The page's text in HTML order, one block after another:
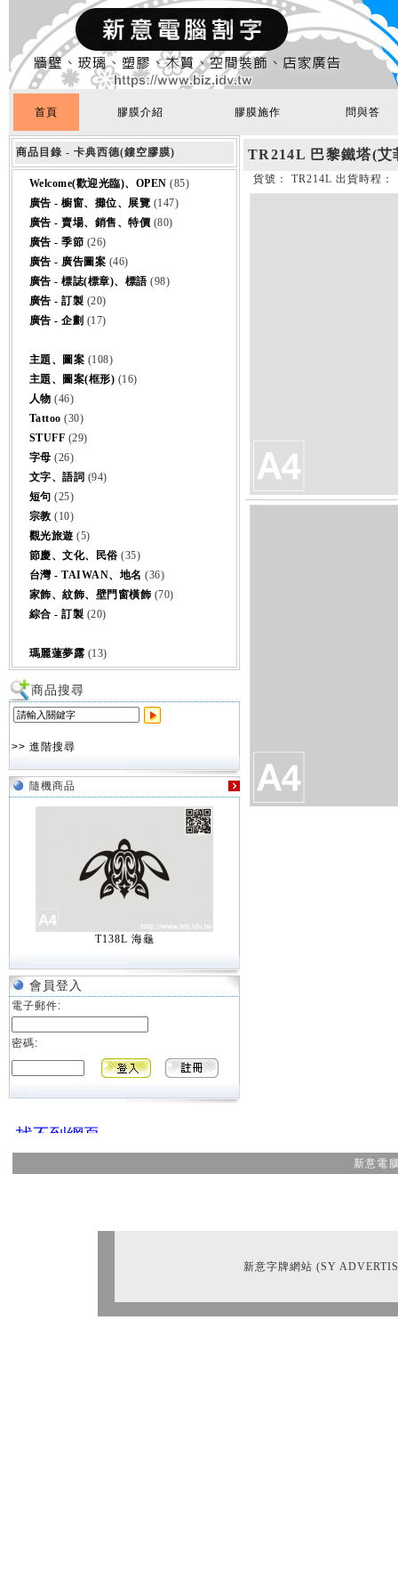
首頁 膠膜介紹 膠膜施作 問與答
商品目錄 - 卡典西德(鏤空膠膜)
Welcome(歡迎光臨)、OPEN (85)
廣告 - 櫥窗、攤位、展覽 (147)
廣告 - 賣場、銷售、特價 (80)
廣告 - 季節 (26)
廣告 - 廣告圖案 (46)
廣告 - 標誌(標章)、標語(98)
廣告 - 訂製 (20)
廣告 - 企劃 (17)
主題、圖案 (108)
主題、圖案(框形) (16)
人物 (46)
Tattoo (30)
STUFF (29)
字母 (26)
文字、語詞 (94)
短句 (25)
宗教 (10)
觀光旅遊 (5)
節慶、文化、民俗 (35)
台灣 - TAIWAN、地名 (36)
家飾、紋飾、壁門窗橫飾 (70)
綜合 - 訂製 (20)
瑪麗蓮夢露 (13)
商品搜尋
>> 進階搜尋
隨機商品
T138L 海龜
會員登入
電子郵件:
密碼:
TR214L 巴黎鐵塔(艾
貨號： TR214L 出貨時程：
新意電
新意字牌網站 (SY